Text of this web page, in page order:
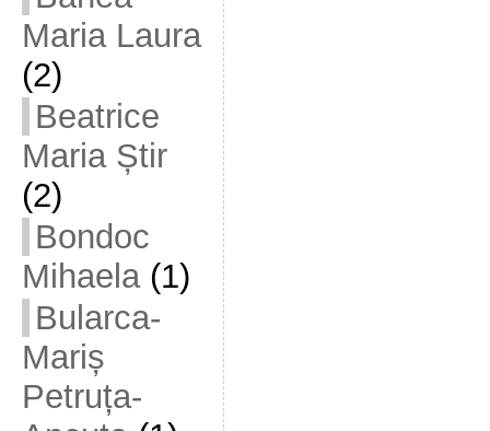
Maria Laura
(2)
Beatrice
Maria Știr
(2)
Bondoc
Mihaela(1)
Bularca-
Mariș
Petruța-